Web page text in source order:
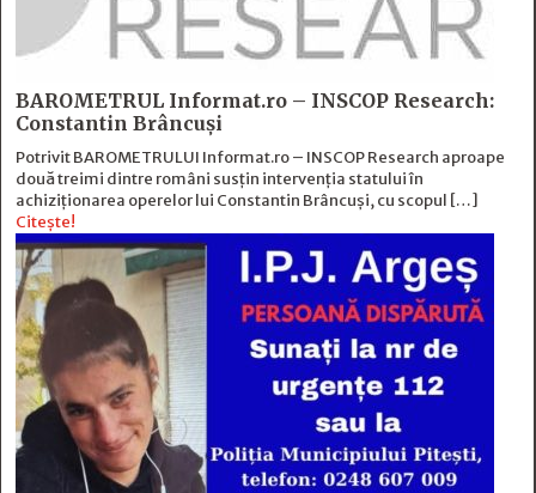
BAROMETRUL Informat.ro – INSCOP Research:
Constantin Brâncuși
Potrivit BAROMETRULUI Informat.ro – INSCOP Research aproape
două treimi dintre români susțin intervenția statului în
achiziționarea operelor lui Constantin Brâncuși, cu scopul […]
Citește!